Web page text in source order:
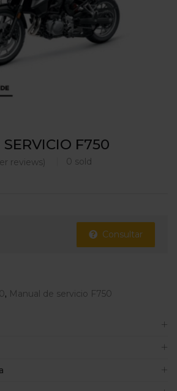
F750
reviews) 0 sold
Consultar
, Manual de servicio F750